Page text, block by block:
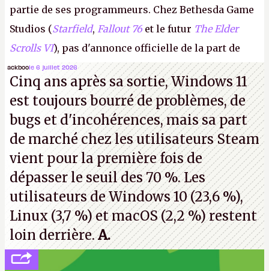
partie de ses programmeurs. Chez Bethesda Game
Studios (Starfield, Fallout 76 et le futur The Elder
Scrolls VI), pas d'annonce officielle de la part de
Microsoft, mais le syndicat des employés confirme
de nombreux licenciements.A.
ackboole 6 juillet 2026
Cinq ans après sa sortie, Windows 11
est toujours bourré de problèmes, de
bugs et d'incohérences, mais sa part
de marché chez les utilisateurs Steam
vient pour la première fois de
dépasser le seuil des 70 %. Les
utilisateurs de Windows 10 (23,6 %),
Linux (3,7 %) et macOS (2,2 %) restent
loin derrière.A.